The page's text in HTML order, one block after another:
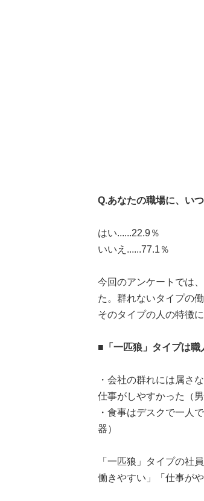
Q.あなたの職場に、い
はい......22.9％
いいえ......77.1％
今回のアンケートでは
た。群れないタイプの
そのタイプの人の特徴
■「一匹狼」タイプは職
・会社の群れには属さ
仕事がしやすかった（
・食事はデスクで一人
器）
「一匹狼」タイプの社
働きやすい」「仕事が